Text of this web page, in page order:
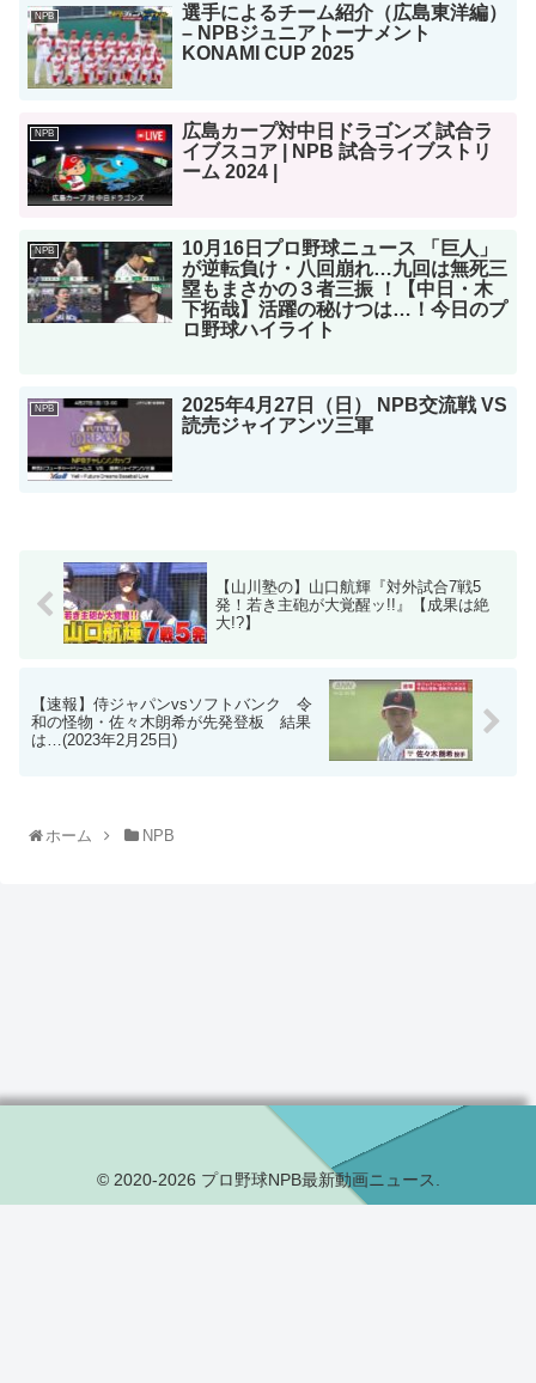
NPB
選手によるチーム紹介（広島東洋編）
– NPBジュニアトーナメント
KONAMI CUP 2025
NPB
広島カープ対中日ドラゴンズ 試合ラ
イブスコア | NPB 試合ライブストリ
ーム 2024 |
NPB
10月16日プロ野球ニュース 「巨人」
が逆転負け・八回崩れ…九回は無死三
塁もまさかの３者三振 ！【中日・木
下拓哉】活躍の秘けつは…！今日のプ
ロ野球ハイライト
NPB
2025年4月27日（日） NPB交流戦 VS
読売ジャイアンツ三軍
【山川塾の】山口航輝『対外試合7戦5
発！若き主砲が大覚醒ッ!!』【成果は絶
大!?】
【速報】侍ジャパンvsソフトバンク 令
和の怪物・佐々木朗希が先発登板 結果
は…(2023年2月25日)
ホーム NPB
© 2020-2026 プロ野球NPB最新動画ニュース.